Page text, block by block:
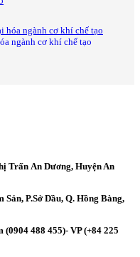
ngành cơ khí chế tạo
Trấn An Dương, Huyện An
Sản, P.Sở Dầu, Q. Hồng Bàng,
488 455)- VP (+84 225